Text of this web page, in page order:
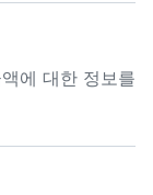
에 대한 정보를